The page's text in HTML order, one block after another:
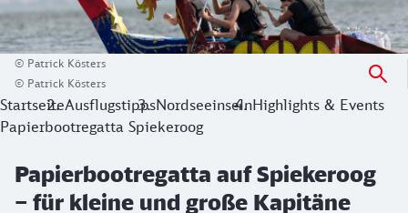
© Patrick Kösters
© Patrick Kösters
StartseiteAusflugstippsNordseeinselnHighlights & Events
Papierbootregatta Spiekeroog
Papierbootregatta auf Spiekeroog
– für kleine und große Kapitäne